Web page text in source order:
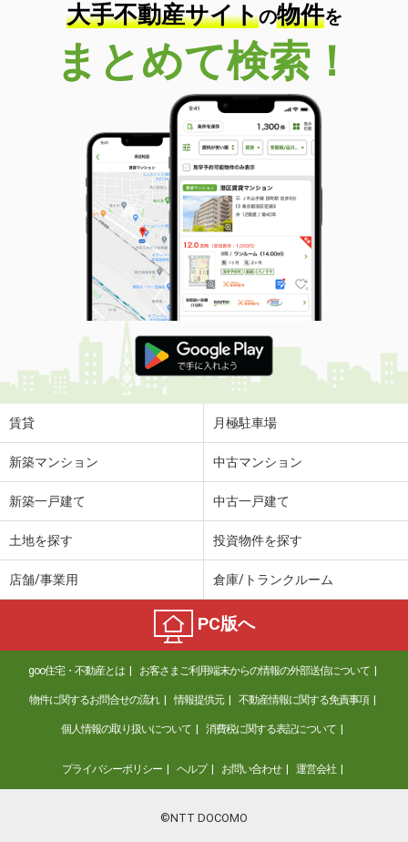
大手不動産サイトの物件を
まとめて検索！
賃貸 月極駐車場
新築マンション 中古マンション
新築一戸建て 中古一戸建て
土地を探す 投資物件を探す
店舗/事業用 倉庫/トランクルーム
PC版へ
goo住宅・不動産とは お客さまご利用端末からの情報の外部送信について
物件に関するお問合せの流れ 情報提供元 不動産情報に関する免責事項
個人情報の取り扱いについて 消費税に関する表記について
プライバシーポリシー ヘルプ お問い合わせ 運営会社
©NTT DOCOMO